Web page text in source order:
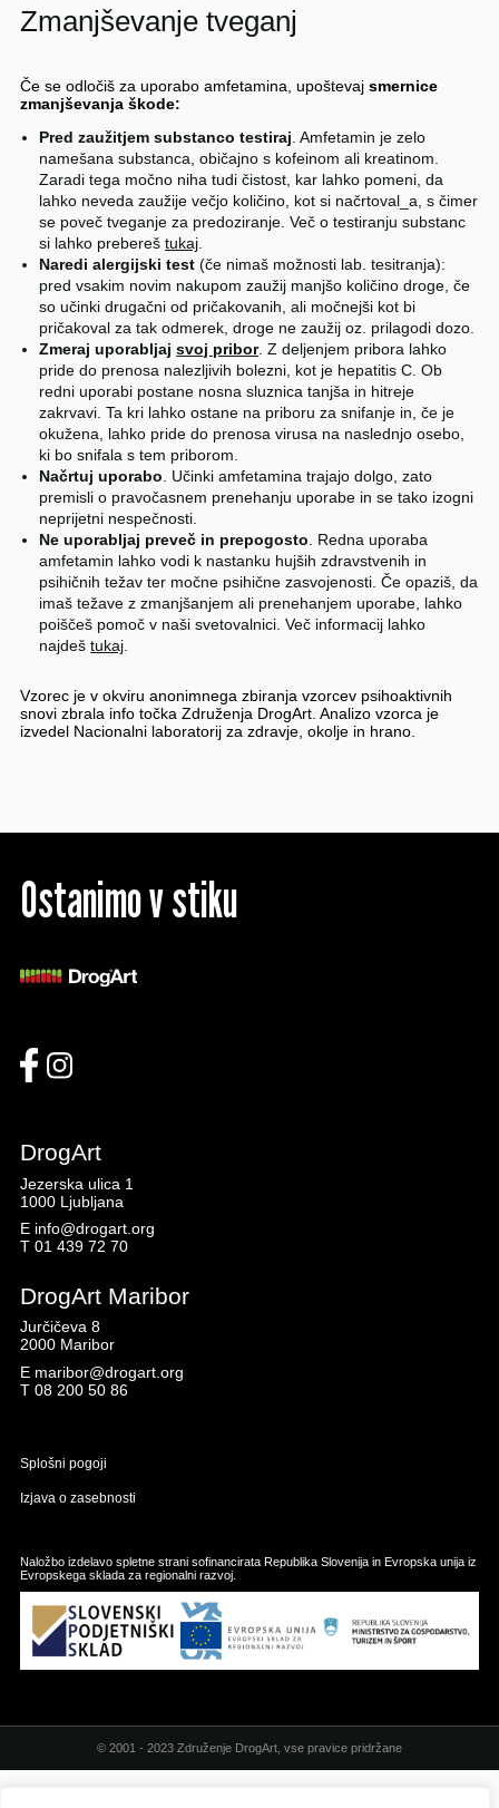
Zmanjševanje tveganj
Če se odločiš za uporabo amfetamina, upoštevaj smernice
zmanjševanja škode:
Pred zaužitjem substanco testiraj. Amfetamin je zelo
namešana substanca, običajno s kofeinom ali kreatinom.
Zaradi tega močno niha tudi čistost, kar lahko pomeni, da
lahko neveda zaužije večjo količino, kot si načrtoval_a, s čimer
se poveč tveganje za predoziranje. Več o testiranju substanc
si lahko prebereštukaj.
Naredi alergijski test (če nimaš možnosti lab. tesitranja):
pred vsakim novim nakupom zaužij manjšo količino droge, če
so učinki drugačni od pričakovanih, ali močnejši kot bi
pričakoval za tak odmerek, droge ne zaužij oz. prilagodi dozo.
Zmeraj uporabljajsvoj pribor. Z deljenjem pribora lahko
pride do prenosa nalezljivih bolezni, kot je hepatitis C. Ob
redni uporabi postane nosna sluznica tanjša in hitreje
zakrvavi. Ta kri lahko ostane na priboru za snifanje in, če je
okužena, lahko pride do prenosa virusa na naslednjo osebo,
ki bo snifala s tem priborom.
Načrtuj uporabo. Učinki amfetamina trajajo dolgo, zato
premisli o pravočasnem prenehanju uporabe in se tako izogni
neprijetni nespečnosti.
Ne uporabljaj preveč in prepogosto. Redna uporaba
amfetamin lahko vodi k nastanku hujših zdravstvenih in
psihičnih težav ter močne psihične zasvojenosti. Če opaziš, da
imaš težave z zmanjšanjem ali prenehanjem uporabe, lahko
poiščeš pomoč v naši svetovalnici. Več informacij lahko
najdeštukaj.
Vzorec je v okviru anonimnega zbiranja vzorcev psihoaktivnih
snovi zbrala info točka Združenja DrogArt. Analizo vzorca je
izvedel Nacionalni laboratorij za zdravje, okolje in hrano.
Ostanimo v stiku
DrogArt
Jezerska ulica 1
1000 Ljubljana
E info@drogart.org
T 01 439 72 70
DrogArt Maribor
Jurčičeva 8
2000 Maribor
E maribor@drogart.org
T 08 200 50 86
Splošni pogoji
Izjava o zasebnosti
Naložbo izdelavo spletne strani sofinancirata Republika Slovenija in Evropska unija iz
Evropskega sklada za regionalni razvoj.
© 2001 - 2023 Združenje DrogArt, vse pravice pridržane